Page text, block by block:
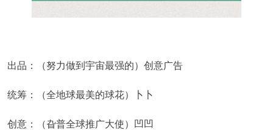
出品：（努力做到宇宙最强的）创意广告
统筹：（全地球最美的球花）卜卜
创意：（旮普全球推广大使）凹凹